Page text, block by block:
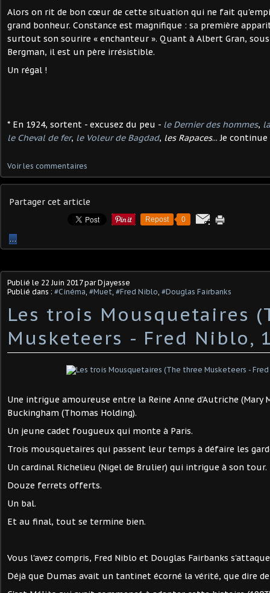
Alors on rit de bon cœur de cette situation qui ne fait
grand bonheur. Constance est magnifique : sa première
surtout son sourire « enchanteur ». Quant à Albert Gran,
Bergman, il est un père irrésistible.
Un régal !
* En 1924, sortent - excusez du peu - le Dernier des hommes,
le Cheval de fer, le Voleur de Bagdad, les Rapaces... Je continue
Voir les commentaires
Partager cet article
Repost 0
…
Publié le 22 Juin 2017par Djayesse
Publié dans : #Cinéma #Muet #Fred Niblo #Douglas Fairbanks
Les trois Mousquetaires
Musketeers - Fred Niblo,
Une intrigue amoureuse entre la Reine Anne d'Autriche (Mary
Buckingham (Thomas Holding).
Un jeune cadet fougueux qui monte à Paris.
Trois mousquetaires qui passent leur temps à défaire les
Un cardinal Richelieu (Nigel de Brulier) qui intrigue à son tour.
Douze ferrets offerts.
Un bal.
Et au final, tout se termine bien.
Vous l'avez compris, Fred Niblo et Douglas Fairbanks
Déjà que Dumas avait un tantinet écorné la vérité, que dire